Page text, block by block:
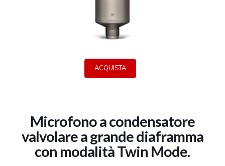
ACQUISTA
Microfono a condensatore
valvolare a grande diaframma
con modalità Twin Mode.